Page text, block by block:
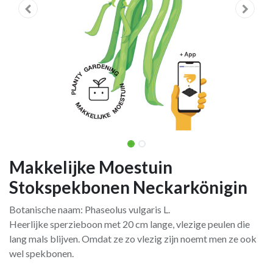
Makkelijke Moestuin
Stokspekbonen Neckarkönigin
Botanische naam: Phaseolus vulgaris L.
Heerlijke sperzieboon met 20 cm lange, vlezige peulen die
lang mals blijven. Omdat ze zo vlezig zijn noemt men ze ook
wel spekbonen.